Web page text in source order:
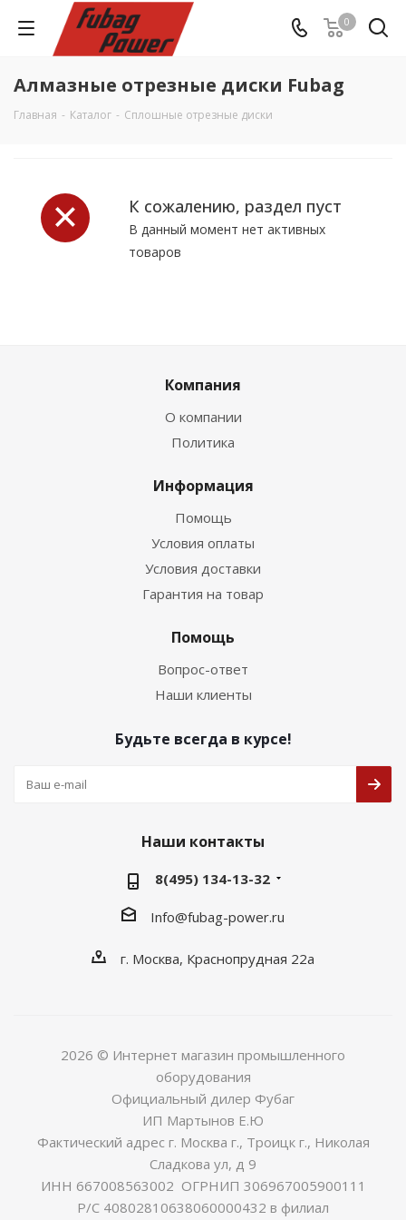
0
Алмазные отрезные диски Fubag
Главная - Каталог - Сплошные отрезные диски
К сожалению, раздел пуст
В данный момент нет активных
товаров
Компания
О компании
Политика
Информация
Помощь
Условия оплаты
Условия доставки
Гарантия на товар
Помощь
Вопрос-ответ
Наши клиенты
Будьте всегда в курсе!
Наши контакты
8(495) 134-13-32
Info@fubag-power.ru
г. Москва, Краснопрудная 22а
2026 © Интернет магазин промышленного
оборудования
Официальный дилер Фубаг
ИП Мартынов Е.Ю
Фактический адрес г. Москва г., Троицк г., Николая
Сладкова ул, д 9
ИНН 667008563002 ОГРНИП 306967005900111
Р/С 40802810638060000432 в филиал